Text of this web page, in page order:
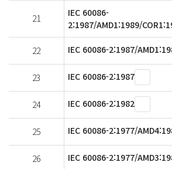
21
IEC 60086-
2:1987/AMD1:1989/
22 IEC 60086-2:1987/
23 IEC 60086-2:1987
24 IEC 60086-2:1982
25 IEC 60086-2:1977/
26 IEC 60086-2:1977/